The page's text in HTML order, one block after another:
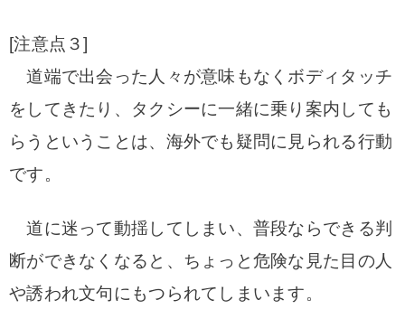
[注意点３]
道端で出会った人々が意味もなくボディタッチ
をしてきたり、タクシーに一緒に乗り案内しても
らうということは、海外でも疑問に見られる行動
です。
道に迷って動揺してしまい、普段ならできる判
断ができなくなると、ちょっと危険な見た目の人
や誘われ文句にもつられてしまいます。